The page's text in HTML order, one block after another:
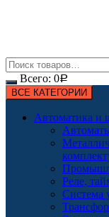
Всего: 0Р
ВСЕ КАТЕГОРИИ
Автоматика и
Реле,
Система